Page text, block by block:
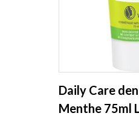
Daily Care
Menthe 75ml